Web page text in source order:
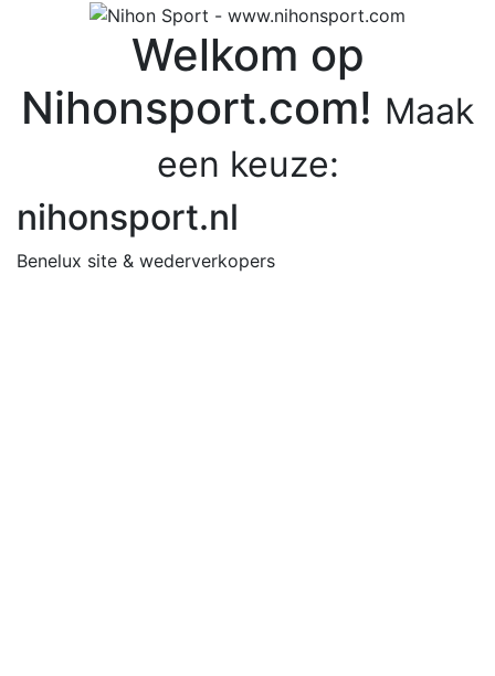
Welkom op
Nihonsport.com! Maak
een keuze:
nihonsport.nl
Benelux site & wederverkopers